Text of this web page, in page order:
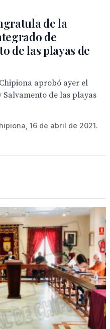
de la
de
de las playas de
aprobó ayer el
de las playas
16 de abril de 2021.